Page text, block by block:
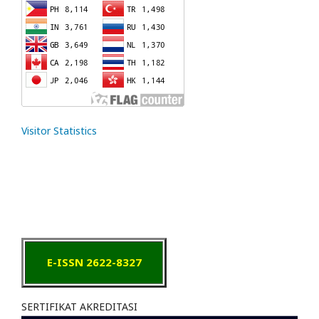
Visitor Statistics
E-ISSN 2622-8327
SERTIFIKAT AKREDITASI